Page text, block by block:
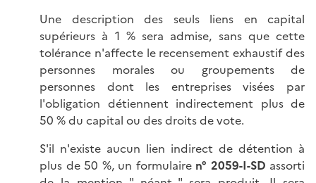
Une description des seuls liens en capital
supérieurs à 1 % sera admise, sans que cette
tolérance n'affecte le recensement exhaustif des
personnes morales ou groupements de
personnes dont les entreprises visées par
l'obligation détiennent indirectement plus de
50 % du capital ou des droits de vote.
S'il n'existe aucun lien indirect de détention à
plus de 50 %, un formulaire n° 2059-I-SD assorti